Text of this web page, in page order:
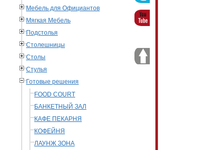
Мебель для Официантов
Мягкая Мебель
Подстолья
Столешницы
Столы
Стулья
Готовые решения
FOOD COURT
БАНКЕТНЫЙ ЗАЛ
КАФЕ ПЕКАРНЯ
КОФЕЙНЯ
ЛАУНЖ ЗОНА